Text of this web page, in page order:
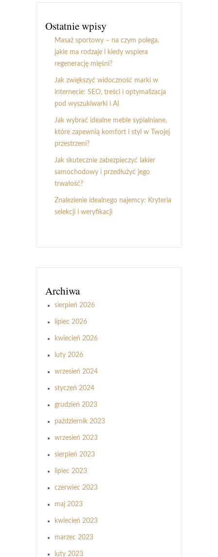
Ostatnie wpisy
Masaż sportowy – na czym polega,
jakie ma rodzaje i kiedy wspiera
regenerację mięśni?
Jak zwiększyć widoczność marki w
internecie: SEO, treści i optymalizacja
pod wyszukiwarki i AI
Jak wybrać idealne meble sypialniane,
które zapewnią komfort i styl w Twojej
przestrzeni?
Jak skutecznie zabezpieczyć lakier
samochodowy i przedłużyć jego
trwałość?
Znalezienie idealnego najemcy: Kryteria
selekcji i weryfikacji
Archiwa
sierpień 2026
lipiec 2026
kwiecień 2026
luty 2026
wrzesień 2024
styczeń 2024
grudzień 2023
październik 2023
wrzesień 2023
sierpień 2023
lipiec 2023
czerwiec 2023
maj 2023
kwiecień 2023
marzec 2023
luty 2023